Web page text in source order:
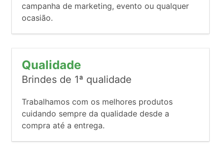
campanha de marketing, evento ou qualquer
ocasião.
Qualidade
Brindes de 1ª qualidade
Trabalhamos com os melhores produtos
cuidando sempre da qualidade desde a
compra até a entrega.